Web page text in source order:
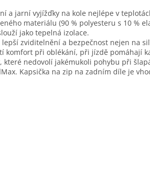
a jarní vyjížďky na kole nejlépe v
materiálu (90 % polyesteru s 10 %
jako tepelná izolace.
zviditelnění a bezpečnost nejen na
komfort při oblékání, při jízdě pomáhají
které nedovolí jakémukoli pohybu při
Kapsička na zip na zadním díle je